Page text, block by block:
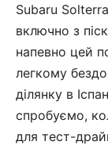
Subaru
включно з
напевно цей
легкому
ділянку в
спробуємо,
для тест-